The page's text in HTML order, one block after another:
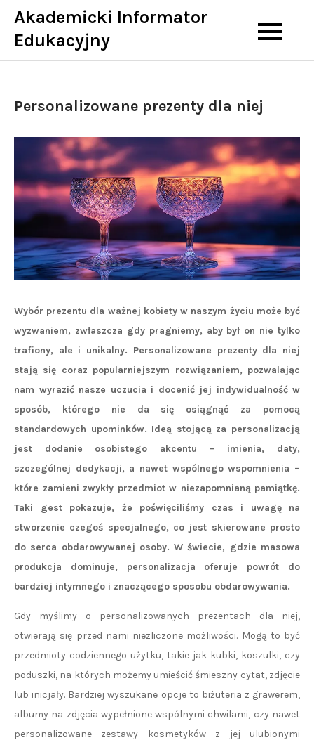
Skip
content
Akademicki Informator
Edukacyjny
Personalizowane prezenty dla niej
Wybór prezentu dla ważnej kobiety w naszym życiu może być
wyzwaniem, zwłaszcza gdy pragniemy, aby był on nie tylko
trafiony, ale i unikalny. Personalizowane prezenty dla niej
stają się coraz popularniejszym rozwiązaniem, pozwalając
nam wyrazić nasze uczucia i docenić jej indywidualność w
sposób, którego nie da się osiągnąć za pomocą
standardowych upominków. Ideą stojącą za personalizacją
jest dodanie osobistego akcentu – imienia, daty,
szczególnej dedykacji, a nawet wspólnego wspomnienia –
które zamieni zwykły przedmiot w niezapomnianą pamiątkę.
Taki gest pokazuje, że poświęciliśmy czas i uwagę na
stworzenie czegoś specjalnego, co jest skierowane prosto
do serca obdarowywanej osoby. W świecie, gdzie masowa
produkcja dominuje, personalizacja oferuje powrót do
bardziej intymnego i znaczącego sposobu obdarowywania.
Gdy myślimy o personalizowanych prezentach dla niej,
otwierają się przed nami niezliczone możliwości. Mogą to być
przedmioty codziennego użytku, takie jak kubki, koszulki, czy
poduszki, na których możemy umieścić śmieszny cytat, zdjęcie
lub inicjały. Bardziej wyszukane opcje to biżuteria z grawerem,
albumy na zdjęcia wypełnione wspólnymi chwilami, czy nawet
personalizowane zestawy kosmetyków z jej ulubionymi